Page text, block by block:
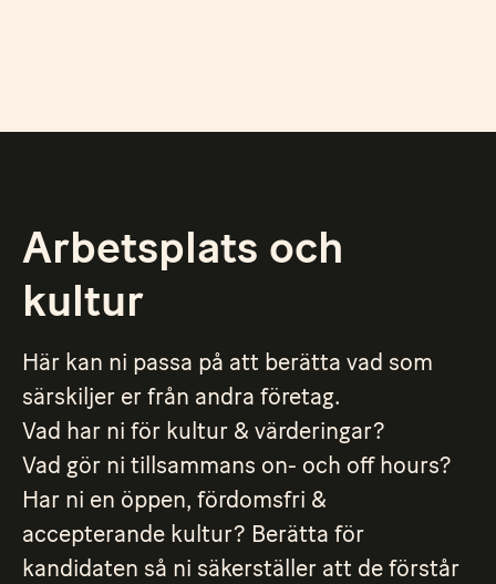
Arbetsplats och
kultur
Här kan ni passa på att berätta vad som
särskiljer er från andra företag.
Vad har ni för kultur & värderingar?
Vad gör ni tillsammans on- och off hours?
Har ni en öppen, fördomsfri &
accepterande kultur? Berätta för
kandidaten så ni säkerställer att de förstår